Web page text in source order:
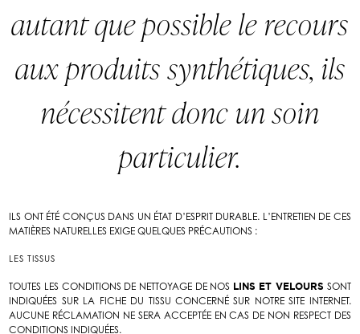
autant que possible le recours
aux produits synthétiques, ils
nécessitent donc un soin
particulier.
ILS ONT ÉTÉ CONÇUS DANS UN ÉTAT D’ESPRIT DURABLE. L’ENTRETIEN DE CES
MATIÈRES NATURELLES EXIGE QUELQUES PRÉCAUTIONS :
LES TISSUS
TOUTES LES CONDITIONS DE NETTOYAGE DE NOS LINS ET VELOURS SONT
INDIQUÉES SUR LA FICHE DU TISSU CONCERNÉ SUR NOTRE SITE INTERNET.
AUCUNE RÉCLAMATION NE SERA ACCEPTÉE EN CAS DE NON RESPECT DES
CONDITIONS INDIQUÉES.